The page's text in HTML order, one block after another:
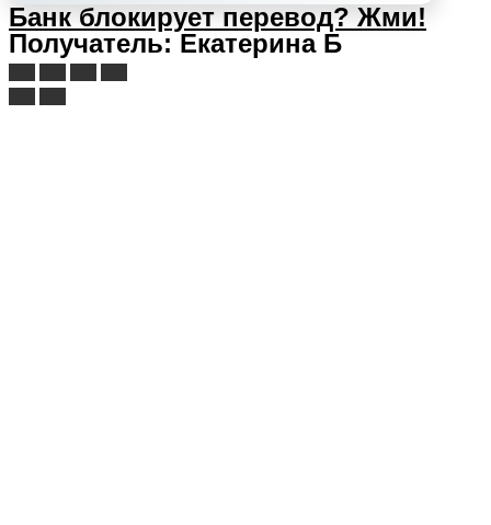
Банк блокирует перевод? Жми!
Получатель: Екатерина Б